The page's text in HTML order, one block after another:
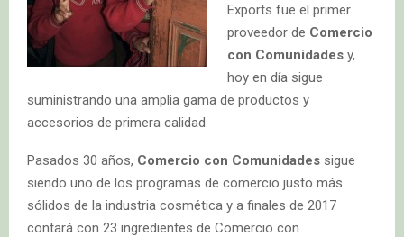
Exports fue el primer
proveedor de Comercio
con Comunidadesy,
hoy en día sigue
suministrando una amplia gama de productos y
accesorios de primera calidad.
Pasados 30 años, Comercio con Comunidades sigue
siendo uno de los programas de comercio justo más
sólidos de la industria cosmética y a finales de 2017
contará con 23 ingredientes de Comercio con